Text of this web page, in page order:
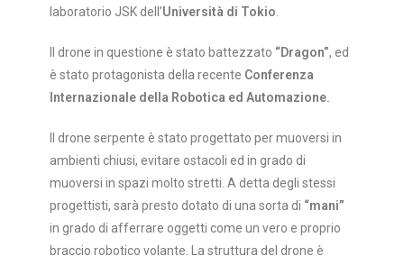
laboratorio JSK dell’Università di Tokio
Il drone in questione è stato battezzato “Dragon”, ed
è stato protagonista della recente Conferenza
Internazionale della Robotica ed Automazione.
Il drone serpente è stato progettato per muoversi in
ambienti chiusi, evitare ostacoli ed in grado di
muoversi in spazi molto stretti. A detta degli stessi
progettisti, sarà presto dotato di una sorta di “mani”
in grado di afferrare oggetti come un vero e proprio
braccio robotico volante. La struttura del drone è